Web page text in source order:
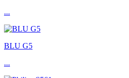
...
BLU G5
...